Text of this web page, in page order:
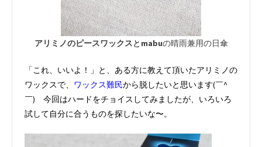
アリミノのピースワックスと mabuの晴雨兼用の日傘
「これ、いいよ！」と、ある方に教えて頂いたアリミノの
ワックスで、 ワックス難民から脱したいと思います(￣^
￣)ゞ今回はハードをチョイスしてみましたが、いろいろ
試して自分に合うものを探したいな〜。